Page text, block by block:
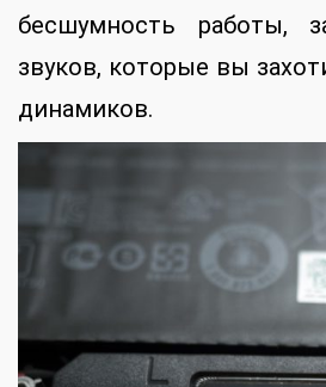
бесшумность работы,
звуков, которые вы
динамиков.